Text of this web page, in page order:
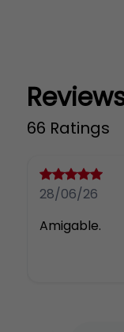
66 Ratings
28/06/26
Amigable.